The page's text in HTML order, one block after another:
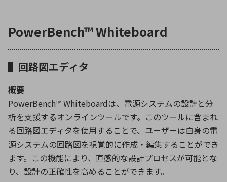
PowerBench™ Whiteboard
▌回路図エディタ
概要
PowerBench™ Whiteboardは、電源システムの設計と分
析を支援するオンラインツールです。このツールに含まれ
る回路図エディタを使用することで、ユーザーは自身の電
源システムの回路図を視覚的に作成・編集することができ
ます。この機能により、直感的な設計プロセスが可能とな
り、設計の正確性を高めることができます。